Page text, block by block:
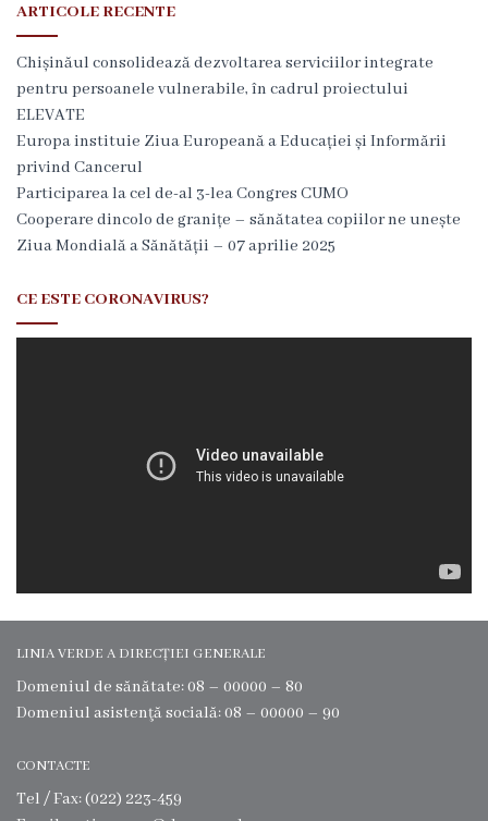
C
o
n
d
u
c
e
r
e
i
r
e
c
ARTICOLE RECENTE
Chișinăul consolidează dezvoltarea serviciilor integrate
pentru persoanele vulnerabile, în cadrul proiectului
ELEVATE
Europa instituie Ziua Europeană a Educației și Informării
privind Cancerul
Participarea la cel de-al 3-lea Congres CUMO
Cooperare dincolo de granițe – sănătatea copiilor ne unește
Ziua Mondială a Sănătății – 07 aprilie 2025
CE ESTE CORONAVIRUS?
LINIA VERDE A DIRECȚIEI GENERALE
Domeniul de sănătate: 08 – 00000 – 80
Domeniul asistenţă socială: 08 – 00000 – 90
CONTACTE
Tel / Fax: (022) 223-459